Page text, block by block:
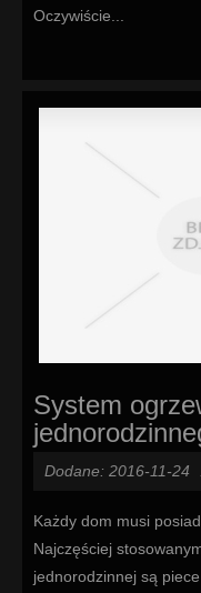
Oczywiście...
System
Dodane: 2016-11-24
Każdy dom musi
Najczęściej
jednorodzinnej są